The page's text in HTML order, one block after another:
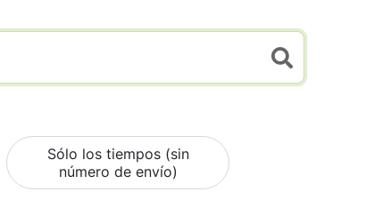
Sólo los tiempos (sin
número de envío)